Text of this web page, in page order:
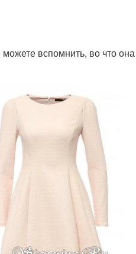
вспомнить, во что